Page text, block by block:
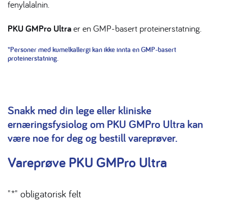
fenylalalnin.
PKU GMPro Ultraer en GMP-basert proteinerstatning.
*Personer med kumelkallergi kan ikke innta en GMP-basert
proteinerstatning.
Snakk med din lege eller kliniske
ernæringsfysiolog om PKU GMPro Ultra kan
være noe for deg og bestill vareprøver.
Vareprøve PKU GMPro Ultra
"*" obligatorisk felt